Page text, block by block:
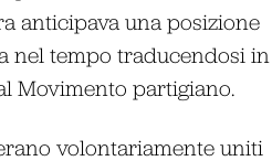
anticipava una posizione
nel tempo traducendosi in
Movimento partigiano.
volontariamente uniti